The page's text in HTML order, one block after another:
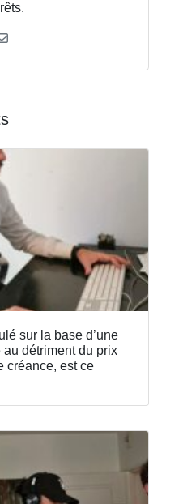
sur la base d’une
détriment du prix
créance, est ce